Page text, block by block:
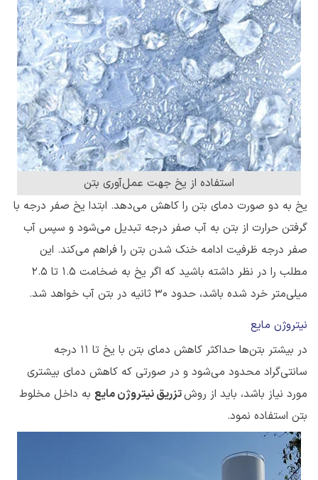
استفاده از یخ جهت عمل‌آوری بتن
یخ به دو صورت دمای بتن را کاهش می‌دهد. ابتدا یخ صفر درجه با
گرفتن حرارت از بتن به آب صفر درجه تبدیل می‌شود و سپس آب
صفر درجه ظرفیت ادامه خنک شدن بتن را فراهم می‌کند. این
مطلب را در نظر داشته باشید که اگر یخ به ضخامت 1.5 تا 2.5
میلی‌متر خرد شده باشد، حدود ۳۰ ثانیه در بتن آب خواهد شد.
نیتروژن مایع
در بیشتر بتن‌ها حداکثر کاهش دمای بتن با یخ تا 11 درجه
سانتی‌گراد محدود می‌شود و در صورتی که کاهش دمای بیشتری
مورد نیاز باشد، باید از روشتزریق نیتروژن مایع به داخل مخلوط
بتن استفاده نمود.